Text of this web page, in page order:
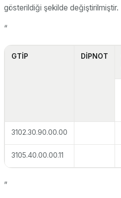
gösterildiği şekilde değiştirilmiştir.
“
GTİP DİPNOT
3102.30.90.00.00
3105.40.00.00.11
”